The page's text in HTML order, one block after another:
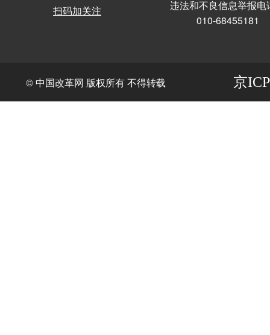
扫码加关注
违法和不良信息举报电
010-68455181
© 中国改革网 版权所有 不得转载 京